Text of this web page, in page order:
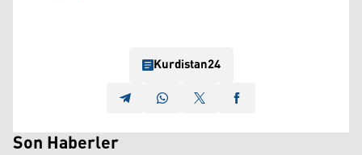
Kurdistan24
Son Haberler